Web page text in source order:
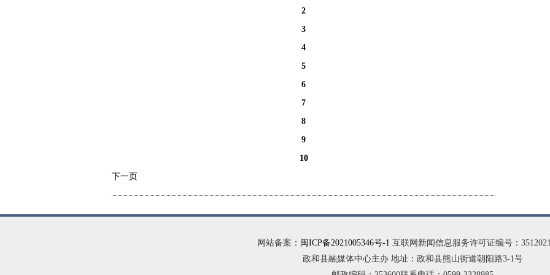
2
3
4
5
6
7
8
9
10
下一页
网站备案： 闽ICP备2021005346号-1 互联网新闻信息服务许可证编号：
政和县融媒体中心主办 地址：政和县熊山街道朝阳路3-1号